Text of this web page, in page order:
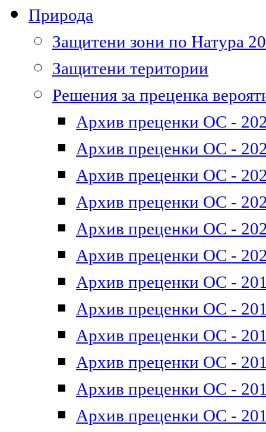
Природа
Защитени зони по Натура
Защитени територии
Решения за преценка
Архив преценки ОС -
Архив преценки ОС -
Архив преценки ОС -
Архив преценки ОС -
Архив преценки ОС -
Архив преценки ОС -
Архив преценки ОС -
Архив преценки ОС -
Архив преценки ОС -
Архив преценки ОС -
Архив преценки ОС -
Архив преценки ОС -